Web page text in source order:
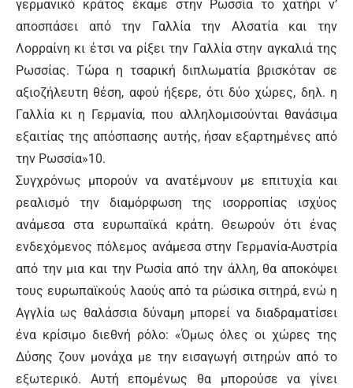
γερμανικό κράτος έκαμε στην Ρωσσία το χατήρι ν’
αποσπάσει από την Γαλλία την Αλσατία και την
Λορραίνη κι έτσι να ρίξει την Γαλλία στην αγκαλιά της
Ρωσσίας. Τώρα η τσαρική διπλωματία βρισκόταν σε
αξιοζήλευτη θέση, αφού ήξερε, ότι δύο χώρες, δηλ. η
Γαλλία κι η Γερμανία, που αλληλομισούνται θανάσιμα
εξαιτίας της απόσπασης αυτής, ήσαν εξαρτημένες από
την Ρωσσία»10.
Συγχρόνως μπορούν να ανατέμνουν με επιτυχία και
ρεαλισμό την διαμόρφωση της ισορροπίας ισχύος
ανάμεσα στα ευρωπαϊκά κράτη. Θεωρούν ότι ένας
ενδεχόμενος πόλεμος ανάμεσα στην Γερμανία-Αυστρία
από την μια και την Ρωσία από την άλλη, θα αποκόψει
τους ευρωπαϊκούς λαούς από τα ρώσικα σιτηρά, ενώ η
Αγγλία ως θαλάσσια δύναμη μπορεί να διαδραματίσει
ένα κρίσιμο διεθνή ρόλο: «Όμως όλες οι χώρες της
Δύσης ζουν μονάχα με την εισαγωγή σιτηρών από το
εξωτερικό. Αυτή επομένως θα μπορούσε να γίνει